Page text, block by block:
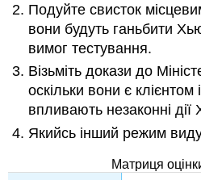
Подуйте свисток
вони будуть ганьбити
вимог тестування.
Візьміть докази до
оскільки вони є клієнтом
впливають незаконні дії
Якийсь інший режим
Матриця